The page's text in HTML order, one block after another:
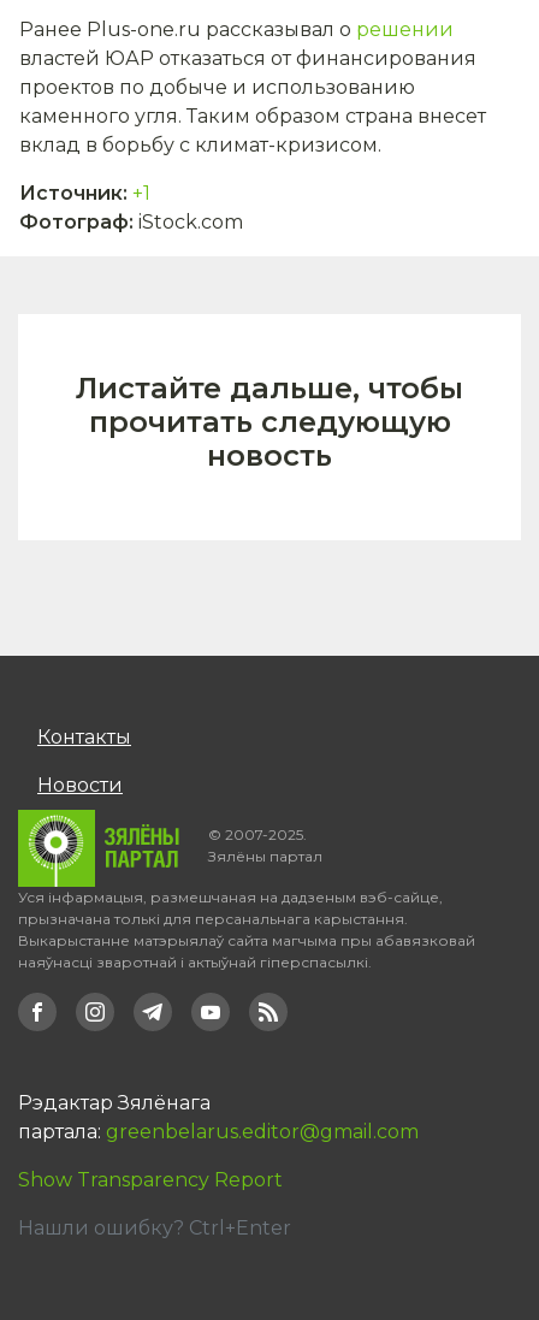
Ранее Plus-one.ru рассказывал о решении
властей ЮАР отказаться от финансирования
проектов по добыче и использованию
каменного угля. Таким образом страна внесет
вклад в борьбу с климат-кризисом.
Источник: +1
Фотограф: iStock.com
Листайте дальше, чтобы
прочитать следующую
новость
Контакты
Новости
© 2007-2025.
Зялёны партал
Уся інфармацыя, размешчаная на дадзеным вэб-сайце,
прызначана толькі для персанальнага карыстання.
Выкарыстанне матэрыялаў сайта магчыма пры абавязковай
наяўнасці зваротнай і актыўнай гіперспасылкі.
Рэдактар Зялёнага
партала: greenbelarus.editor@gmail.com
Show Transparency Report
Нашли ошибку? Ctrl+Enter